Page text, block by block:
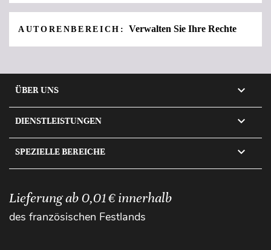
AUTORENBEREICH: Verwalten Sie Ihre Rechte
ÜBER UNS 
DIENSTLEISTUNGEN 
SPEZIELLE BEREICHE 
Lieferung ab 0,01 € innerhalb
des französischen Festlands